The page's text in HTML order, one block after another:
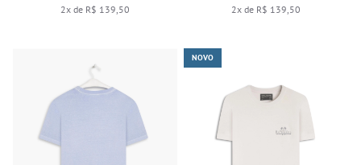
2x de R$ 139,50 2x de R$ 139,50
NOVO